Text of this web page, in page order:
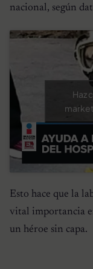
nacional, según
Haz
Esto hace que la
vital importancia
un héroe sin capa.